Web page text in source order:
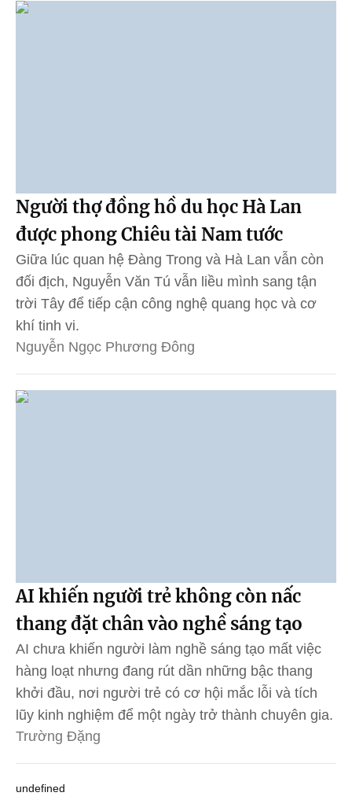
Người thợ đồng hồ du học Hà Lan
được phong Chiêu tài Nam tước
Giữa lúc quan hệ Đàng Trong và Hà Lan vẫn còn
đối địch, Nguyễn Văn Tú vẫn liều mình sang tận
trời Tây để tiếp cận công nghệ quang học và cơ
khí tinh vi.
Nguyễn Ngọc Phương Đông
AI khiến người trẻ không còn nấc
thang đặt chân vào nghề sáng tạo
AI chưa khiến người làm nghề sáng tạo mất việc
hàng loạt nhưng đang rút dần những bậc thang
khởi đầu, nơi người trẻ có cơ hội mắc lỗi và tích
lũy kinh nghiệm để một ngày trở thành chuyên gia.
Trường Đặng
undefined